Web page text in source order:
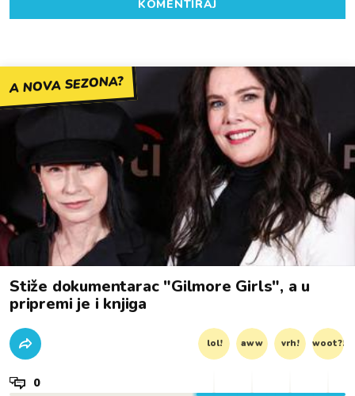
KOMENTIRAJ
A NOVA SEZONA?
Stiže dokumentarac "Gilmore Girls", a u
pripremi je i knjiga
lol! aww vrh! woot?!
0